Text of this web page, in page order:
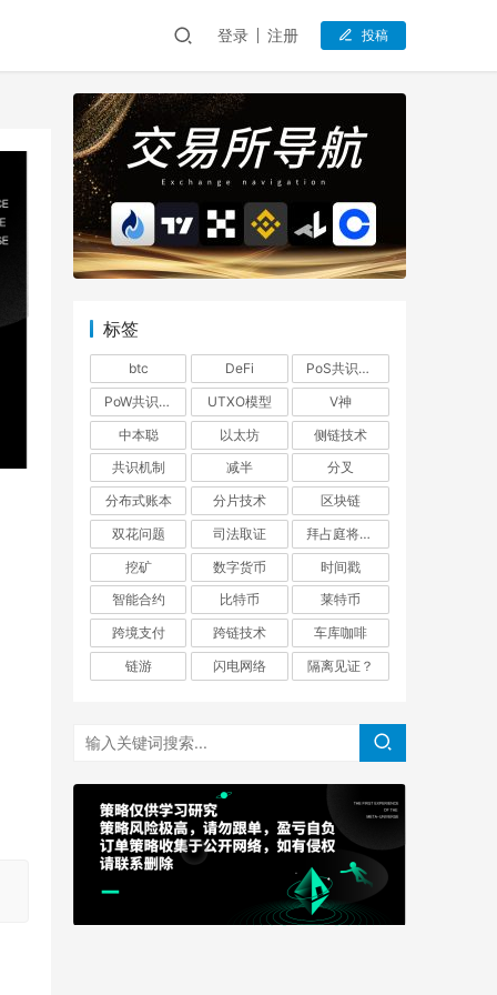
登录 注册 投稿
标签
btc DeFi
PoS共识机制
PoW共识机制
UTXO模型
V神
中本聪
以太坊
侧链技术
共识机制
减半
分叉
分布式账本
分片技术
区块链
双花问题
司法取证
拜占庭将军问题
挖矿
数字货币
时间戳
智能合约
比特币
莱特币
跨境支付
跨链技术
车库咖啡
链游
闪电网络 隔离见证？